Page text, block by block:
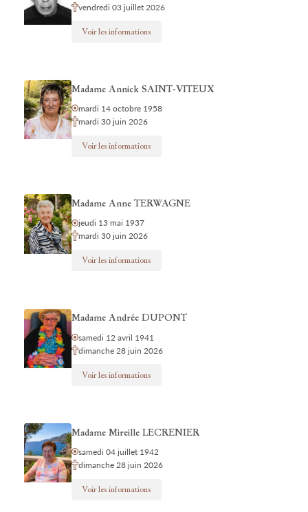
vendredi 03 juillet 2026
Voir les informations
Madame Annick SAINT-VITEUX
mardi 14 octobre 1958
mardi 30 juin 2026
Voir les informations
Madame Anne TERWAGNE
jeudi 13 mai 1937
mardi 30 juin 2026
Voir les informations
Madame Andrée DUPONT
samedi 12 avril 1941
dimanche 28 juin 2026
Voir les informations
Madame Mireille LECRENIER
samedi 04 juillet 1942
dimanche 28 juin 2026
Voir les informations